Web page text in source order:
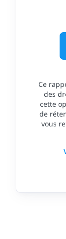
Ce
des
cette
de
vous